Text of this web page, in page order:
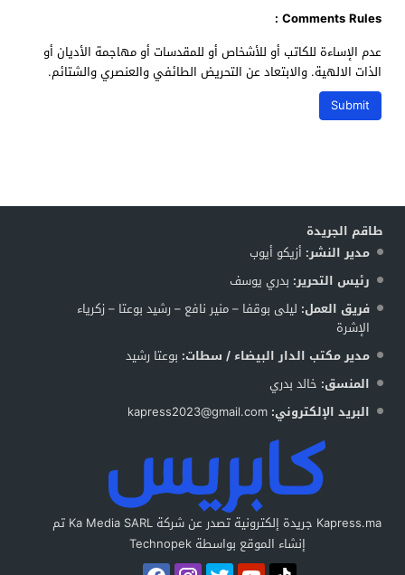
Comments Rules :
عدم الإساءة للكاتب أو للأشخاص أو للمقدسات أو مهاجمة الأديان أو
الذات الالهية. والابتعاد عن التحريض الطائفي والعنصري والشتائم.
طاقم الجريدة
مدير النشر: أزيكو أيوب
رئيس التحرير: بدري يوسف
فريق العمل: ليلى بوقفا – منير نافع – رشيد بوعتا – زكرياء
الإشرة
مدير مكتب الدار البيضاء / سطات: بوعتا رشيد
المنسق: خالد بدري
البريد الإلكتروني: kapress2023@gmail.com
Kapress.ma جريدة إلكترونية تصدر عن شركة Ka Media SARL تم
إنشاء الموقع بواسطة Technopek